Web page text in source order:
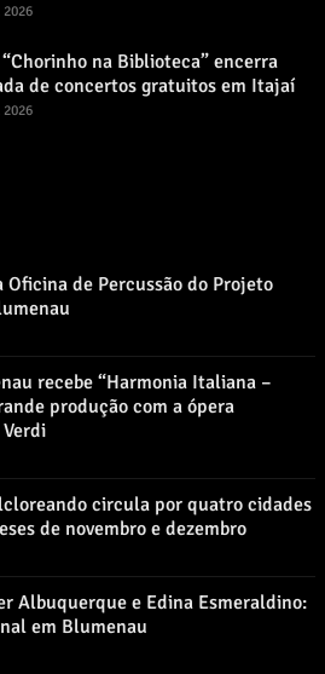
2026
na Biblioteca” encerra
de concertos gratuitos em Itajaí
2026
de Percussão do Projeto
recebe “Harmonia Italiana –
produção com a ópera
circula por quatro cidades
de novembro e dezembro
Albuquerque e Edina Esmeraldino:
em Blumenau